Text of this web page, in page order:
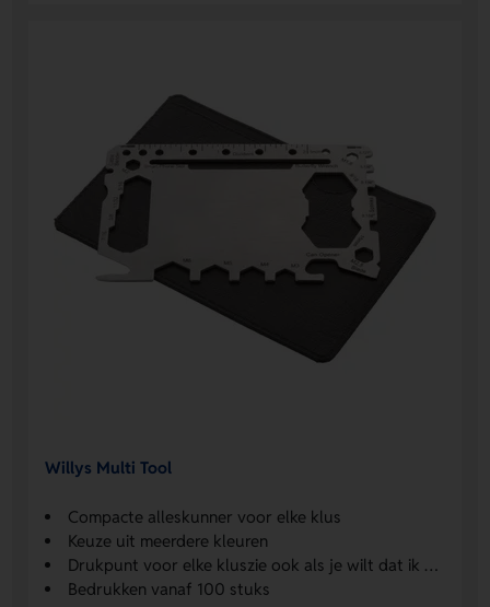
Willys Multi Tool
Compacte alleskunner voor elke klus
Keuze uit meerdere kleuren
Drukpunt voor elke kluszie ook als je wilt dat ik er 3 varianten van maak.
Bedrukken vanaf 100 stuks